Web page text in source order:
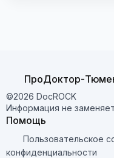
ПроДоктор-
©2026 DocROCK
Информация не
Помощь
Пользовательское
конфиденциальности